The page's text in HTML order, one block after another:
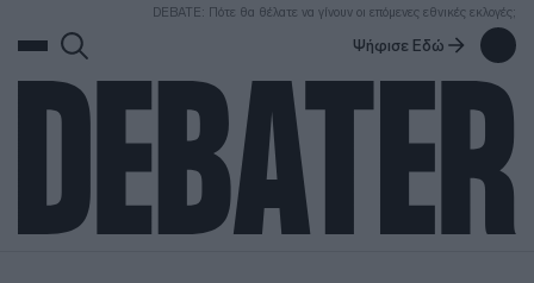
DEBATE: Πότε θα θέλατε να γίνουν οι επόμενες εθνικές εκλογές;
Ψήφισε Εδώ